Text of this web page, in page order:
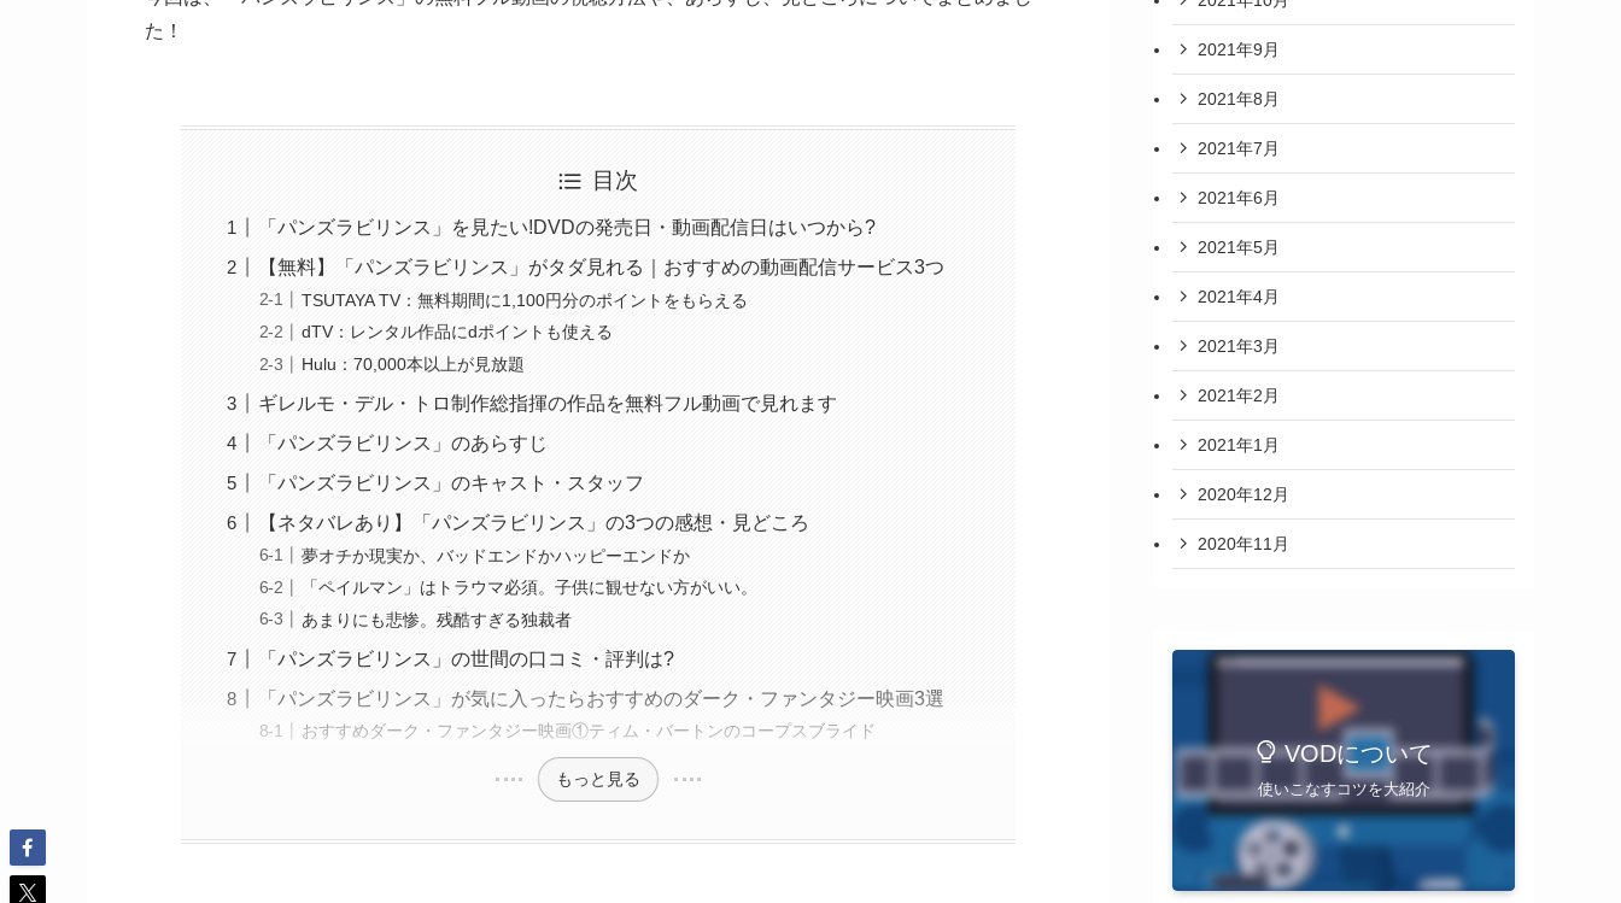
た！
目次
「パンズラビリンス」を見たい!DVDの発売日・動画配信日はいつから?
【無料】「パンズラビリンス」がタダ見れる｜おすすめの動画配信サービス3つ
TSUTAYA TV：無料期間に1,100円分のポイントをもらえる
dTV：レンタル作品にdポイントも使える
Hulu：70,000本以上が見放題
ギレルモ・デル・トロ制作総指揮の作品を無料フル動画で見れます
「パンズラビリンス」のあらすじ
「パンズラビリンス」のキャスト・スタッフ
【ネタバレあり】「パンズラビリンス」の3つの感想・見どころ
夢オチか現実か、バッドエンドかハッピーエンドか
「ペイルマン」はトラウマ必須。子供に観せない方がいい。
あまりにも悲惨。残酷すぎる独裁者
「パンズラビリンス」の世間の口コミ・評判は?
「パンズラビリンス」が気に入ったらおすすめのダーク・ファンタジー映画3選
おすすめダーク・ファンタジー映画①ティム・バートンのコープスブライド
もっと見る
2021年9月
2021年8月
2021年7月
2021年6月
2021年5月
2021年4月
2021年3月
2021年2月
2021年1月
2020年12月
2020年11月
VODについて
使いこなすコツを大紹介